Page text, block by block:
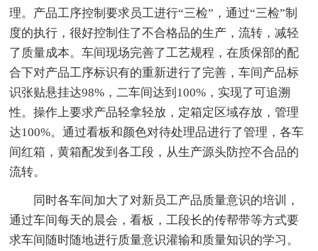
理。产品工序控制要求员工进行“三检”，通过“三检”制
度的执行，很好控制住了不合格品的生产，流转，减轻
了质量成本。车间现场完善了工艺规程，在质保部的配
合下对产品工序标识有的重新进行了完善，车间产品标
识张贴悬挂达98%，二车间达到100%，实现了可追溯
性。操作上要求产品轻拿轻放，定箱定区域存放，管理
达100%。通过看板和颜色对待处理品进行了管理，各车
间红箱，黄箱配发到各工段，从生产源头防控不合品的
流转。
同时各车间加大了对新员工产品质量意识的培训，
通过车间每天的晨会，看板，工段长的传帮带等方式要
求车间随时随地进行质量意识灌输和质量知识的学习。